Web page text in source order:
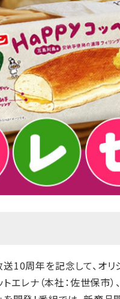
10周年を記念して、オリ
エレナ（本社：佐世保市